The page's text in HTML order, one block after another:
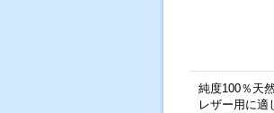
純度100％天
レザー用に適